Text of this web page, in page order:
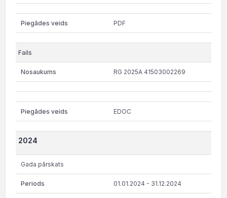
PDF
RG 2025A 41503002269
EDOC
2024
Gada pārskats
01.01.2024 - 31.12.2024